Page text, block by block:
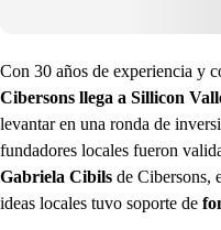
Con 30 años de experiencia y
Cibersons llega a Sillicon
levantar en una ronda de
fundadores locales fueron
Gabriela Cibils de Cibersons,
ideas locales tuvo soporte de